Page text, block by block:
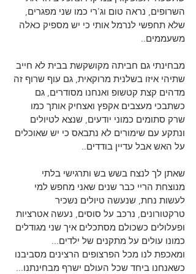
השרופים, נראה טום וג'רי כמו שני מפגרים,
שלא תחפשי לנרמל אותי כי יש מספיק כאלה
משעממים..
מבחינתי גם חביתה מקושקשת בבית לא חייב
שתיהי איזו בשלנית מרוקאית, גם עוף שרוף זה
מדהים קצת קטשופ ואנחנו מסודרים, גם
כשתבכי מעצבים אקפץ ואצחיק אותך כמו
שרק סתומים כמוני יודעים, שנצא לטיולים
ונתקע עם שימורים לא נתבאס כי יש שאוכלים
על האש אבל עדיין בודדים..
שאתן לך לנצח בשש בש ותרגישי בלתי
מנוצחת הריי כבר שנים שאני מחפש למי
לעשות נחת, שנעשה טיולים נשכיר
טרקטורונים, נרכב על סוסים, נעשה אטרציות
ופעלולים כשכולם מסתכלים איך שני מגודלים
כמונו עולים על מתקנים של ילדים...
ומאכפת לנו מכל הפרצופים הרצינים מסביבנו
כשאנחנו ביחד שכל העולם ישרף מבחינתנו...